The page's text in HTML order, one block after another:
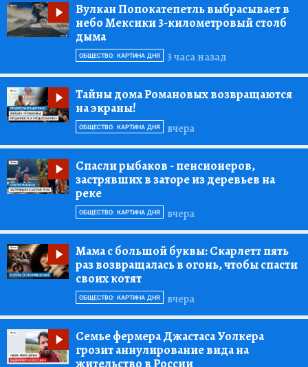
Вулкан Попокатепетль выбрасывает в
небо Мексики 3-километровый столб
дыма
3 часа назад
ОБЩЕСТВО: КАРТИНА ДНЯ
Тайны дома Романовых возвращаются
на экраны!
вчера
ОБЩЕСТВО: КАРТИНА ДНЯ
Спасли рыбаков - пенсионеров,
застрявших в заторе из деревьев на
реке
вчера
ОБЩЕСТВО: КАРТИНА ДНЯ
Мама с большой буквы:Скарлетт пять
раз возвращалась в огонь, чтобы спасти
своих котят
вчера
ОБЩЕСТВО: КАРТИНА ДНЯ
Семье фермера Джастаса Уолкера
грозит аннулирование вида на